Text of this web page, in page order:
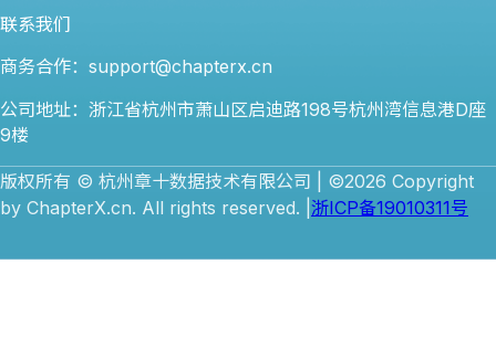
联系我们
商务合作：support@chapterx.cn
公司地址：浙江省杭州市萧山区启迪路198号杭州湾信息港D座
9楼
版权所有 © 杭州章十数据技术有限公司 | ©2026 Copyright
by ChapterX.cn. All rights reserved. | 浙ICP备19010311号